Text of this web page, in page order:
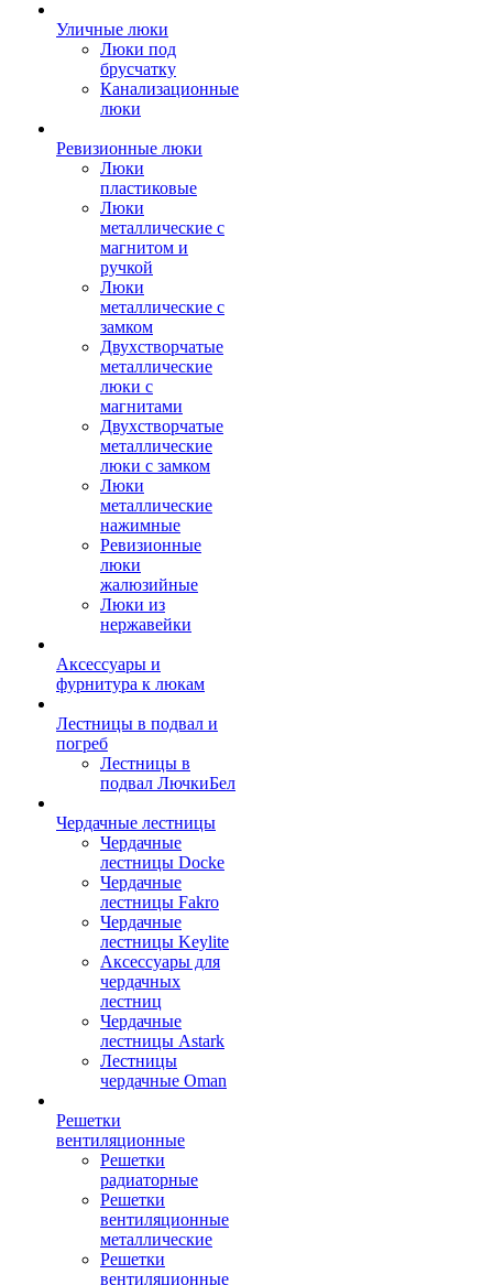
Уличные люки
Люки под
брусчатку
Канализационные
люки
Ревизионные люки
Люки
пластиковые
Люки
металлические с
магнитом и
ручкой
Люки
металлические с
замком
Двухстворчатые
металлические
люки с
магнитами
Двухстворчатые
металлические
люки с замком
Люки
металлические
нажимные
Ревизионные
люки
жалюзийные
Люки из
нержавейки
Аксессуары и
фурнитура к люкам
Лестницы в подвал и
погреб
Лестницы в
подвал ЛючкиБел
Чердачные лестницы
Чердачные
лестницы Docke
Чердачные
лестницы Fakro
Чердачные
лестницы Keylite
Аксессуары для
чердачных
лестниц
Чердачные
лестницы Astark
Лестницы
чердачные Oman
Решетки
вентиляционные
Решетки
радиаторные
Решетки
вентиляционные
металлические
Решетки
вентиляционные